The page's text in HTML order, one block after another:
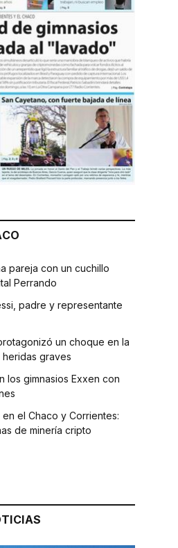
pareja con un cuchillo
Perrando
padre y representante
un choque en la
graves
los gimnasios Exxen con
el Chaco y Corrientes:
de minería cripto